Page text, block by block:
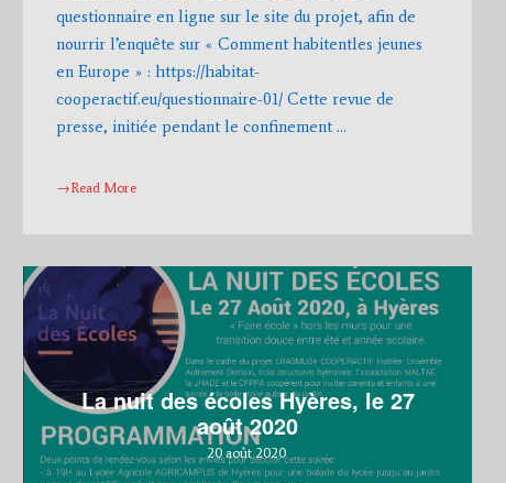
questionnaire en ligne sur le site du projet, afin de
nourrir l’enquête sur « Comment habitentles jeunes
en Europe » : https://habitat-
cooperactif.eu/questionnaire-01/ Cette revue de
presse, initiée pendant le confinement …
→Read More
La nuit des écoles Hyères, le 27
août 2020
20 août 2020